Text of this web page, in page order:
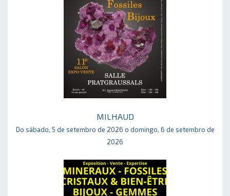
MILHAUD
Do sábado, 5 de setembro de 2026 o domingo, 6 de setembro de
2026